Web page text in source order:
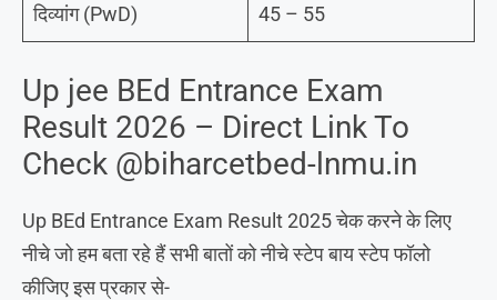
दिव्यांग (PwD) 45 – 55
Up jee BEd Entrance Exam
Result 2026 – Direct Link To
Check @biharcetbed-lnmu.in
Up BEd Entrance Exam Result 2025 चेक करने के लिए
नीचे जो हम बता रहे हैं सभी बातों को नीचे स्टेप बाय स्टेप फॉलो
कीजिए इस प्रकार से-